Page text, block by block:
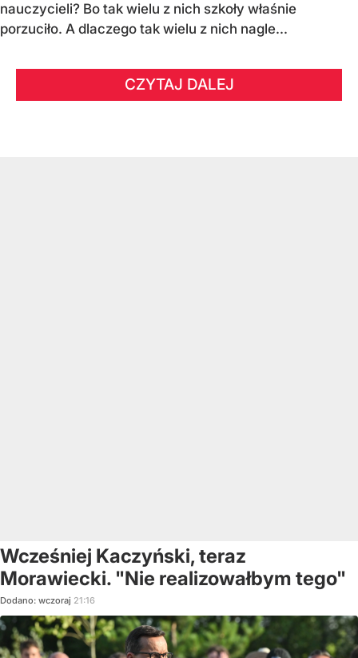
nauczycieli? Bo tak wielu z nich szkoły właśnie
porzuciło. A dlaczego tak wielu z nich nagle...
CZYTAJ DALEJ
Wcześniej Kaczyński, teraz
Morawiecki. "Nie realizowałbym tego"
Dodano: wczoraj 21:16